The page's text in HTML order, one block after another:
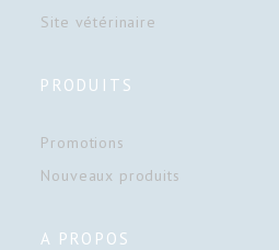
Site vétérinaire
PRODUITS
Promotions
Nouveaux produits
A PROPOS